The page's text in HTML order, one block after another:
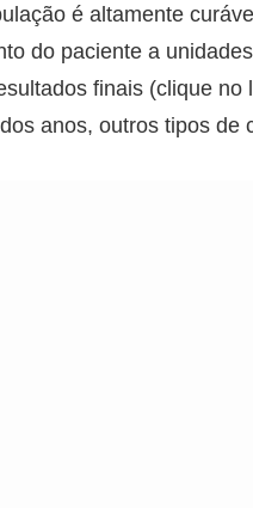
é altamente
do paciente a
finais (clique
anos, outros tipos de